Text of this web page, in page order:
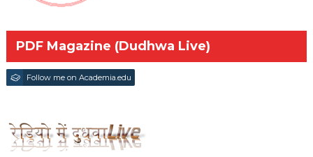
PDF Magazine (Dudhwa Live)
Follow me on Academia.edu